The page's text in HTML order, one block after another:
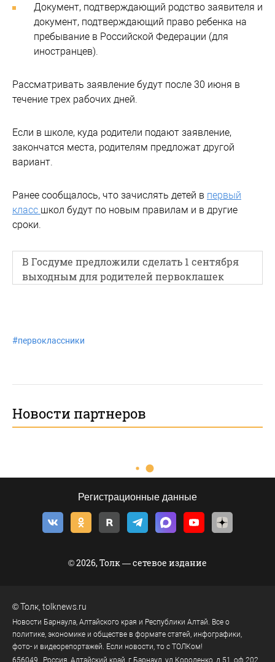
Документ, подтверждающий родство заявителя и
документ, подтверждающий право ребенка на
пребывание в Российской Федерации (для
иностранцев).
Рассматривать заявление будут после 30 июня в
течение трех рабочих дней.
Если в школе, куда родители подают заявление,
закончатся места, родителям предложат другой
вариант.
Ранее сообщалось, что зачислять детей в первый
класс школ будут по новым правилам и в другие
сроки.
В Госдуме предложили сделать 1 сентября
выходным для родителей первоклашек
#первоклассники
Новости партнеров
Регистрационные данные
© 2026, Толк — сетевое издание
©Толк tolknews.ru
Новости Барнаула, Алтайского края и Республики Алтай. Все о
политике, экономике и обществе в формате статей, инфографики,
фото- и видеорепортажей. Если новости, то с ТОЛКом!
656049
, Россия, Алтайский край, г. Барнаул ул.Короленко, д.51, оф.202